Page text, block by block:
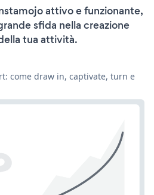
attivo e funzionante,
sfida nella creazione
tua attività.
come draw in, captivate, turn e